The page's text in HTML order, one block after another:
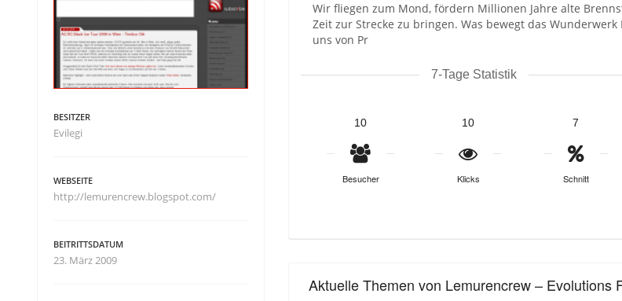
Wir fliegen zum Mond, fördern Millionen Jahre alte
Zeit zur Strecke zu bringen. Was bewegt das
uns von Pr
7-Tage Statistik
10
Besucher
10
Klicks
7
Schnitt
Aktuelle Themen von Lemurencrew – Evolutions
BESITZER
Evilegi
WEBSEITE
http://lemurencrew.blogspot.com/
BEITRITTSDATUM
23. März 2009